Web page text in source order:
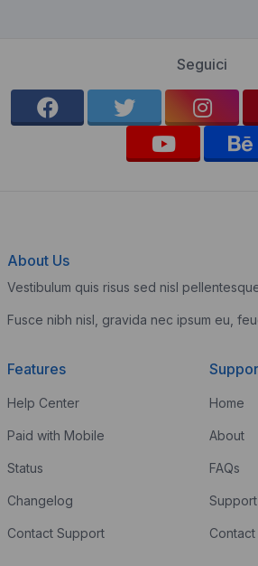
Seguici
About Us
Vestibulum quis risus sed nisl
Fusce nibh nisl, gravida nec ipsum eu,
Features
Help Center
Paid with Mobile
Status
Changelog
Contact Support
Home
About
FAQs
Support
Contact